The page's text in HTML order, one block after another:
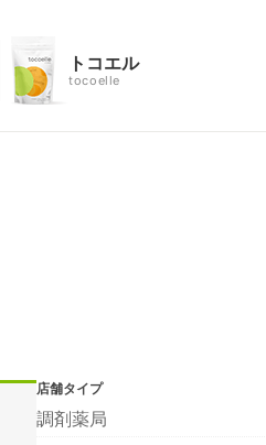
トコエル
tocoelle
店舗タイプ
調剤薬局